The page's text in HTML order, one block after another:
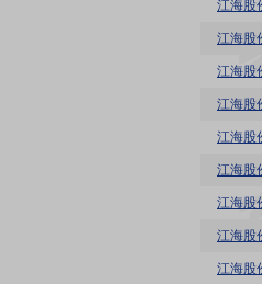
江海股
江海股
江海股
江海股
江海股
江海股
江海股